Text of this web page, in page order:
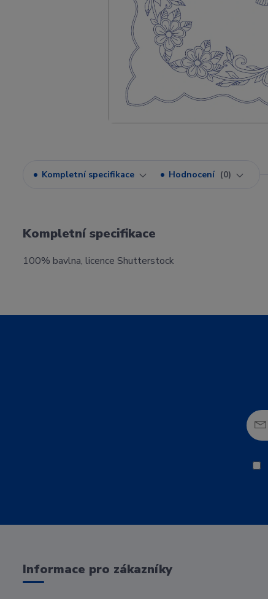
Kompletní specifikace Hodnocení 0
Kompletní specifikace
100% bavlna, licence Shutterstock
Informace pro zákazníky